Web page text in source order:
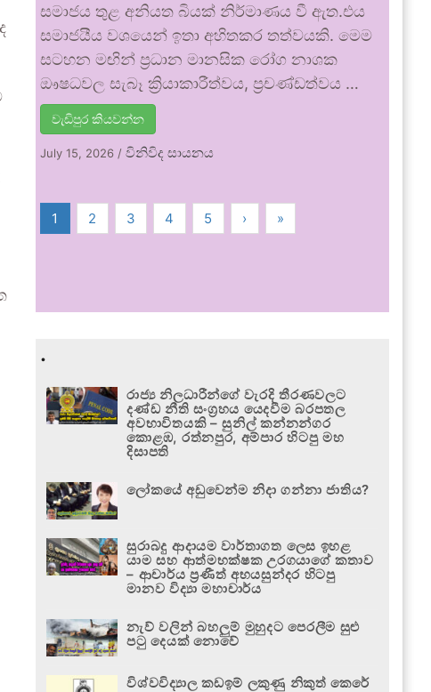
සමාජය තුළ අනියත බියක් නිර්මාණය වී ඇත.එය
සමාජයීය වශයෙන් ඉතා අහිතකර තත්වයකි. මෙම
සටහන මඟින් ප්‍රධාන මානසික රෝග නාශක
ඖෂධවල සැබෑ ක්‍රියාකාරීත්වය, ප්‍රචණ්ඩත්වය …
වැඩිපුර කියවන්න
July 15, 2026 /විනිවිද සායනය
1 2 3 4 5 › »
.
රාජ්‍ය නිලධාරීන්ගේ වැරදි තීරණවලට
දණ්ඩ නීති සංග්‍රහය යෙදවීම බරපතල
අවභාවිතයකි – සුනිල් කන්නන්ගර
කොළඹ, රත්නපුර, අම්පාර හිටපු මහ
දිසාපති
ලෝකයේ අඩුවෙන්ම නිදා ගන්නා ජාතිය?
සුරාබදු ආදායම වාර්තාගත ලෙස ඉහළ
යාම සහ ආත්මභක්ෂක උරගයාගේ කතාව
– ආචාර්ය ප්‍රණීත් අභයසුන්දර හිටපු
මානව විද්‍යා මහාචාර්ය
නැව් වලින් බහලුම් මුහුදට පෙරලීම සුළු
පටු දෙයක් නොවේ
විශ්වවිද්‍යාල කඩඉම් ලකුණු නිකුත් කෙරේ